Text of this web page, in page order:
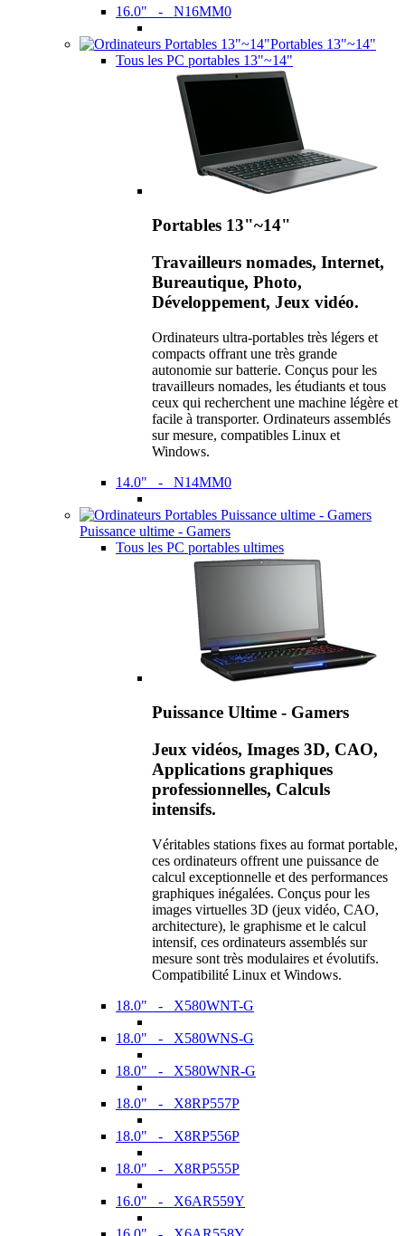
16.0" - N16MM0
Portables 13"~14"
Tous les PC portables 13"~14"
Portables 13"~14"
Travailleurs nomades, Internet,
Bureautique, Photo,
Développement, Jeux vidéo.
Ordinateurs ultra-portables très légers et
compacts offrant une très grande
autonomie sur batterie. Conçus pour les
travailleurs nomades, les étudiants et tous
ceux qui recherchent une machine légère et
facile à transporter. Ordinateurs assemblés
sur mesure, compatibles Linux et
Windows.
14.0" - N14MM0
Puissance ultime - Gamers
Tous les PC portables ultimes
Puissance Ultime - Gamers
Jeux vidéos, Images 3D, CAO,
Applications graphiques
professionnelles, Calculs
intensifs.
Véritables stations fixes au format portable,
ces ordinateurs offrent une puissance de
calcul exceptionnelle et des performances
graphiques inégalées. Conçus pour les
images virtuelles 3D (jeux vidéo, CAO,
architecture), le graphisme et le calcul
intensif, ces ordinateurs assemblés sur
mesure sont très modulaires et évolutifs.
Compatibilité Linux et Windows.
18.0" - X580WNT-G
18.0" - X580WNS-G
18.0" - X580WNR-G
18.0" - X8RP557P
18.0" - X8RP556P
18.0" - X8RP555P
16.0" - X6AR559Y